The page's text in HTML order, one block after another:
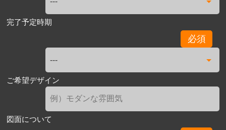
完了予定時期
必須
ご希望デザイン
図面について